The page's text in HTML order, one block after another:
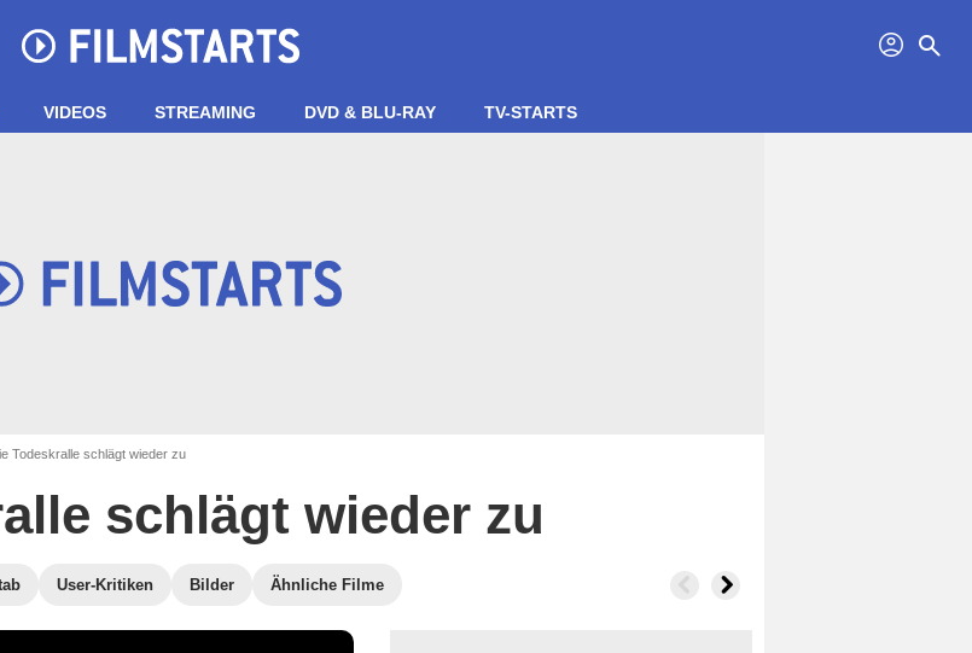
profil search
VIDEOS STREAMING DVD & BLU-RAY TV-STARTS
Todeskralle schlägt wieder zu
schlägt wieder zu
User-Kritiken Bilder Ähnliche Filme